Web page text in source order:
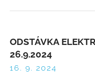
ODSTÁVKA
26.9.2024
16. 9. 2024